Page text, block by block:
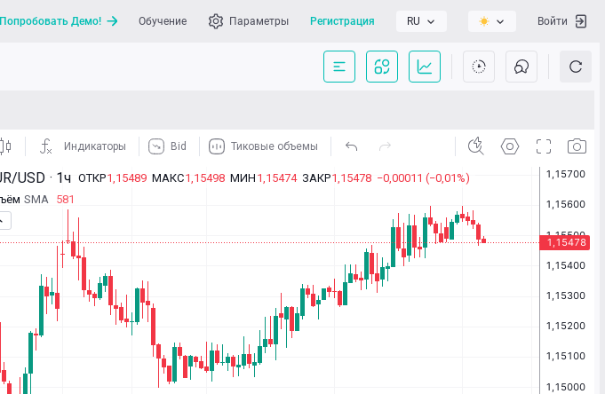
Отправить запрос / Написать нам
Попробовать Демо! Обучение Параметры Регистрация RU Войти